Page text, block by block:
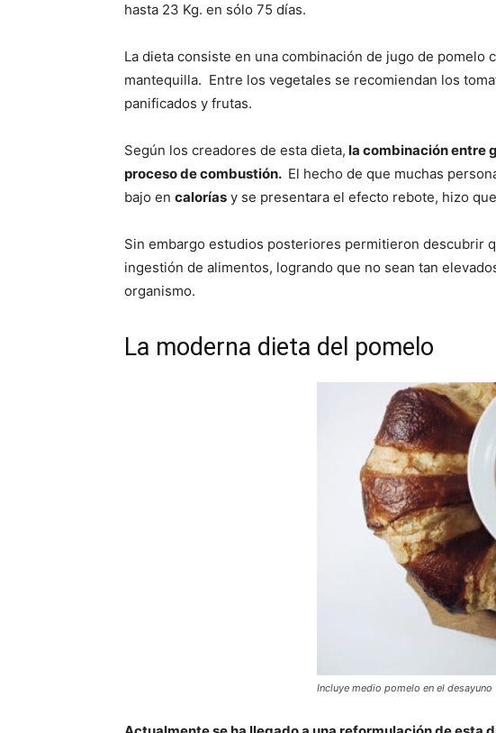
hasta 23 Kg. en sólo 75 días.
La dieta consiste en una combinación de jugo de
mantequilla. Entre los vegetales se recomiendan los
panificados y frutas.
Según los creadores de esta dieta, la combinación entre
proceso de combustión. El hecho de que muchas
bajo en calorías y se presentara el efecto rebote, hizo
Sin embargo estudios posteriores permitieron descubrir
ingestión de alimentos, logrando que no sean tan
organismo.
La moderna dieta del pomelo
Incluye medio pomelo en el desayuno